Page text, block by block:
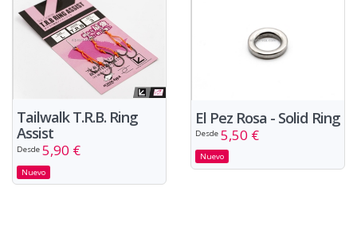
Tailwalk T.R.B. Ring
Assist
Desde 5,90 €
Nuevo
El Pez Rosa - Solid Ring
Desde 5,50 €
Nuevo